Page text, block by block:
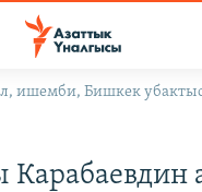
ишемби, Бишкек
Карабаевдин